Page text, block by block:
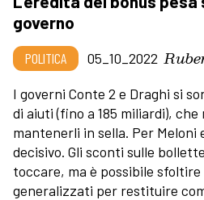
governo
POLITICA 05_10_2022
I governi Conte 2 e Draghi si
di aiuti (fino a 185 miliardi),
mantenerli in sella. Per Meloni
decisivo. Gli sconti sulle
toccare, ma è possibile sfoltire
generalizzati per restituire